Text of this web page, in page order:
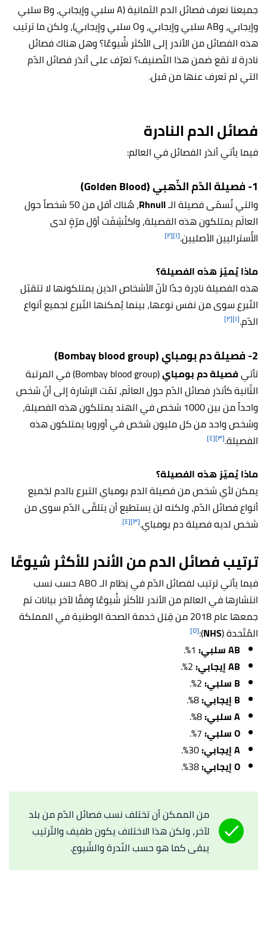
جميعنا نعرف فصائل الدم الثمانية (A سلبي وإيجابي، وB سلبي
وإيجابي، وAB سلبي وإيجابي، وO سلبي وإيجابي)، ولكن ما ترتيب
هذه الفصائل من الأندر إلى الأكثر شُيوعًا؟ وهل هناك فصائل
نادرة لا تقع ضمن هذا التّصنيف؟ تعرّف على أندَر فصائل الدّم
التي لم تعرف عنها من قبل.
فصائل الدم النادرة
فيما يأتي أندَر الفصائل في العالم:
1- فصيلة الدّم الذّهبي (Golden Blood)
والتي تُسمّى فصيلة الـRhnull
، هُناك أقل من 50 شخصاً حول
العالَم يمتلكون هذه الفصيلة، واكتُشِفَت أوّل مرّةٍ لدى
الأُستراليين الأصليين.[١] [٢]
ماذا يُميّز هذه الفصيلة؟
هذه الفصيلة نادِرة جدًا لأنّ الأشخاص الذين يمتلكونها لا تتقبّل
التّبرع سوى من نفس نوعها، بينما يُمكنها التّبرع لجميع أنواع
الدّم.[١] [٢]
2- فصيلة دم بومباي (Bombay blood group)
تأتيفصيلة دم بومباي
(Bombay blood group) في المرتبة
الثّانية كأندَر فصائل الدّم حول العالَم، تمّت الإشارة إلى أنّ شخص
واحداً من بين 1000 شخص في الهند يمتلكون هذه الفصيلة،
وشخص واحد من كل مليون شخص في أوروبا يمتلكون هذه
الفصيلة.[٣] [٤]
ماذا يُميّز هذه الفصيلة؟
يمكن لأي شخص من فصيلة الدم بومباي التبرع بالدم لجَميع
أنواع فصائل الدّم، ولكنه لن يستطيع أن يتلقّى الدّم سوى من
شخص لديه فصيلة دم بومباي.[٣] [٤]
ترتيب فصائل الدم من الأندر للأكثر شيوعًا
فيما يأتي ترتيب لفصائل الدّم في نِظام الـ ABO حسب نسب
انتشارها في العالم من الأندر للأكثر شُيوعًا وِفقًا لآخر بيانات تم
جمعها عام 2018 من قِبَل خدمة الصحة الوطنية في المملكة
المُتّحدة (NHS
):[٥]
AB سلبي:
AB إيجابي:
B سلبي:
B إيجابي:
A سلبي:
O سلبي:
7%.
A إيجابي:
O إيجابي:
38%.
من الممكن أن تختلف نسب فصائل الدّم من بلد
لآخر، ولكن هذا الاختلاف يكون طفيف والتّرتيب
يبقى كما هو حسب النّدرة والشّيوع.